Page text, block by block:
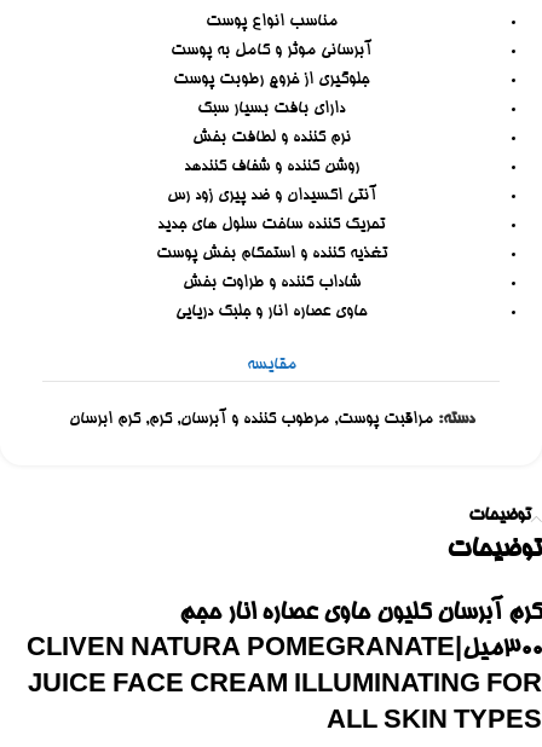
مناسب انواع پوست
آبرسانی موثر و کامل به پوست
جلوگیری از خروج رطوبت پوست
دارای بافت بسیار سبک
نرم کننده و لطافت بخش
روشن کننده و شفاف کنندهد
آنتی اکسیدان و ضد پیری زود رس
تحریک کننده ساخت سلول های جدید
تغذیه کننده و استحکام بخش پوست
شاداب کننده و طراوت بخش
حاوی عصاره انار و جلبک دریایی
مقایسه
دسته: مراقبت پوست, مرطوب کننده و آبرسان, کرم, کرم ابرسان
توضیحات
توضیحات
کرم آبرسان کلیون حاوی عصاره انار حجم
300میل|CLIVEN NATURA POMEGRANATE
JUICE FACE CREAM ILLUMINATING FOR
ALL SKIN TYPES